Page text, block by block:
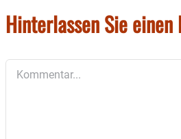
Hinterlassen Sie einen